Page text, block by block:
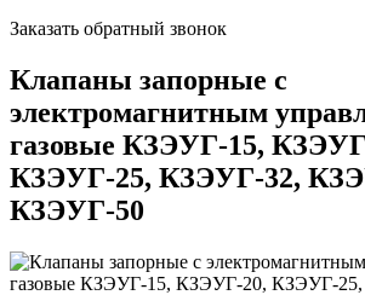
Заказать обратный звонок
Клапаны запорные с
электромагнитным
газовые КЗЭУГ-15,
КЗЭУГ-25, КЗЭУГ-32,
КЗЭУГ-50